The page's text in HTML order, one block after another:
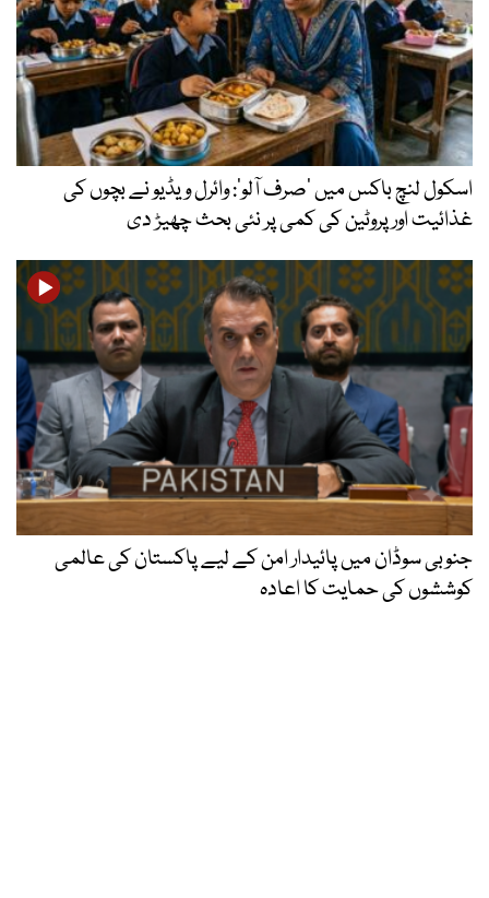
اسکول لنچ باکس میں ‘صرف آلو’: وائرل ویڈیو نے بچوں کی
غذائیت اور پروٹین کی کمی پر نئی بحث چھیڑ دی
جنوبی سوڈان میں پائیدار امن کے لیے پاکستان کی عالمی
کوششوں کی حمایت کا اعادہ